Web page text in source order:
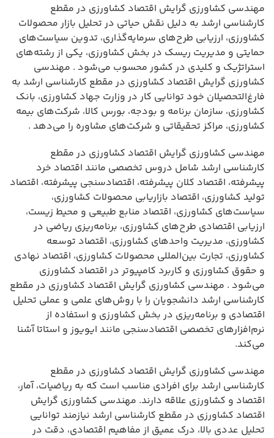
مهندسی کشاورزی گرایش اقتصاد کشاورزی در مقطع
کارشناسی ارشد به دلیل نقش حیاتی در تحلیل بازار محصولات
کشاورزی، ارزیابی طرح‌های سرمایه‌گذاری، تدوین سیاست‌های
حمایتی و مدیریت ریسک در بخش کشاورزی، یکی از رشته‌های
استراتژیک و کلیدی در کشور محسوب می‌شود . مهندسی
کشاورزی گرایش اقتصاد کشاورزی در مقطع کارشناسی ارشد به
فارغ‌التحصیلان خود توانایی کار در وزارت جهاد کشاورزی، بانک
کشاورزی، سازمان برنامه و بودجه، بورس کالا، شرکت‌های بیمه
کشاورزی، مراکز تحقیقاتی و شرکت‌های مشاوره را می‌دهد .
مهندسی کشاورزی گرایش اقتصاد کشاورزی در مقطع
کارشناسی ارشد شامل دروس تخصصی مانند اقتصاد خرد
پیشرفته، اقتصاد کلان پیشرفته، اقتصادسنجی پیشرفته، اقتصاد
تولید کشاورزی، اقتصاد بازاریابی محصولات کشاورزی،
سیاست‌های کشاورزی، اقتصاد منابع طبیعی و محیط زیست،
ارزیابی اقتصادی طرح‌های کشاورزی، برنامه‌ریزی ریاضی در
کشاورزی، مدیریت واحدهای کشاورزی، اقتصاد توسعه
کشاورزی، تجارت بین‌المللی محصولات کشاورزی، اقتصاد نهادی
و حقوق کشاورزی و کاربرد کامپیوتر در اقتصاد کشاورزی
می‌شود . مهندسی کشاورزی گرایش اقتصاد کشاورزی در مقطع
کارشناسی ارشد دانشجویان را با روش‌های علمی و عملی تحلیل
اقتصادی و برنامه‌ریزی در بخش کشاورزی و استفاده از
نرم‌افزارهای تخصصی اقتصادسنجی مانند ایویوز و استاتا آشنا
می‌کند.
مهندسی کشاورزی گرایش اقتصاد کشاورزی در مقطع
کارشناسی ارشد برای افرادی مناسب است که به ریاضیات، آمار،
اقتصاد و کشاورزی علاقه دارند. مهندسی کشاورزی گرایش
اقتصاد کشاورزی در مقطع کارشناسی ارشد نیازمند توانایی
تحلیل عددی بالا، درک عمیق از مفاهیم اقتصادی، دقت در